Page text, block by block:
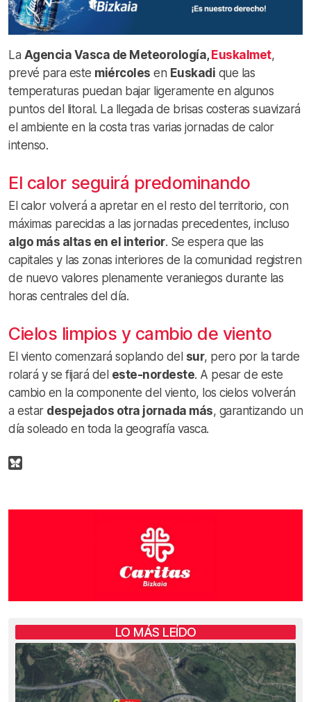
La Agencia Vasca de Meteorología, Euskalmet,
prevé para este miércoles en Euskadi que las
temperaturas puedan bajar ligeramente en algunos
puntos del litoral. La llegada de brisas costeras suavizará
el ambiente en la costa tras varias jornadas de calor
intenso.
El calor seguirá predominando
El calor volverá a apretar en el resto del territorio, con
máximas parecidas a las jornadas precedentes, incluso
algo más altas en el interior. Se espera que las
capitales y las zonas interiores de la comunidad registren
de nuevo valores plenamente veraniegos durante las
horas centrales del día.
Cielos limpios y cambio de viento
El viento comenzará soplando del sur, pero por la tarde
rolará y se fijará del este-nordeste. A pesar de este
cambio en la componente del viento, los cielos volverán
a estar despejados otra jornada más, garantizando un
día soleado en toda la geografía vasca.
LO MÁS LEÍDO